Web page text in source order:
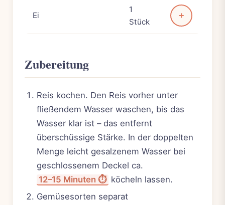
Ei
1
Stück
+
Zubereitung
Reis kochen. Den Reis vorher unter
fließendem Wasser waschen, bis das
Wasser klar ist – das entfernt
überschüssige Stärke. In der doppelten
Menge leicht gesalzenem Wasser bei
geschlossenem Deckel ca.
12–15 Minuten ⏱️ köcheln lassen.
Gemüsesorten separat